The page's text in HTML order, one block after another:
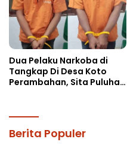
Dua Pelaku Narkoba di
Tangkap Di Desa Koto
Perambahan, Sita Puluhan
Berita Populer